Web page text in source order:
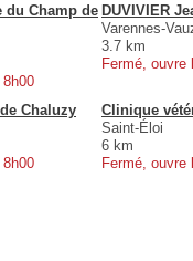
du Champ de DUVIVIER
Varennes-
3.7 km
Fermé, ouvre
Chaluzy
Clinique
Saint-Éloi
6 km
Fermé, ouvre